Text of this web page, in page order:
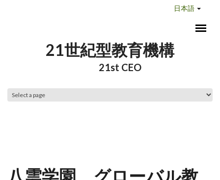
日本語
21世紀型教育機構
21st CEO
八雲学園 グローバル教